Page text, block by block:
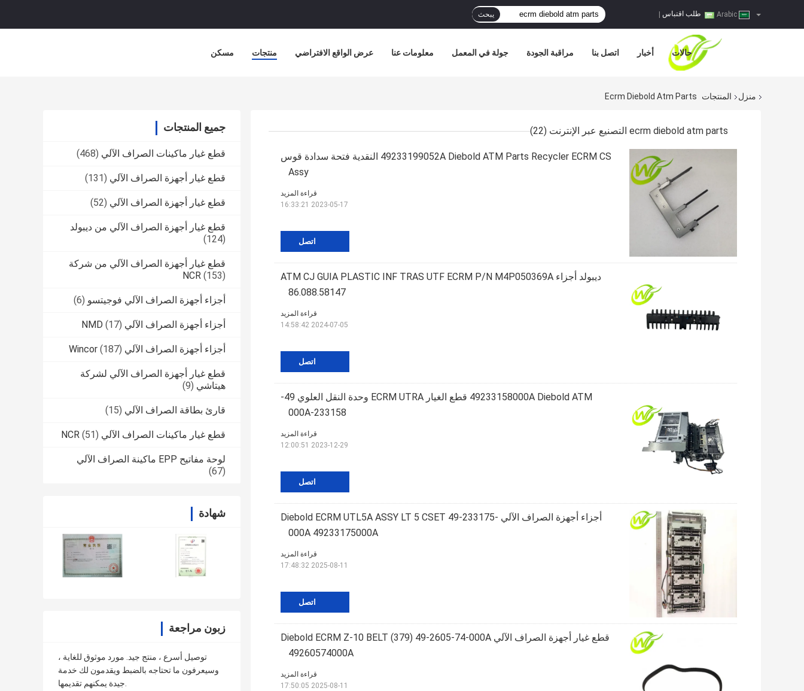
طلب اقتباس يبحث
مسكن منتجات عرض الواقع الافتراضي معلومات عنا جولة في المعمل مراقبة الجودة اتصل بنا أخبار حالات
منزل المنتجات Ecrm Diebold Atm Parts
جميع المنتجات
قطع غيار ماكينات الصراف الآلي (468)
قطع غيار أجهزة الصراف الآلي (131)
قطع غيار أجهزة الصراف الآلي (52)
قطع غيار أجهزة الصراف الآلي من ديبولد
(124)
قطع غيار أجهزة الصراف الآلي من شركة
NCR (153)
أجزاء أجهزة الصراف الآلي فوجيتسو (6)
أجزاء أجهزة الصراف الآلي NMD (17)
أجزاء أجهزة الصراف الآلي Wincor (187)
قطع غيار أجهزة الصراف الآلي لشركة
هيتاشي (9)
قارئ بطاقة الصراف الآلي (15)
قطع غيار ماكينات الصراف الآلي NCR (51)
لوحة مفاتيح EPP ماكينة الصراف الآلي
(67)
شهادة
زبون مراجعة
توصيل أسرع ، منتج جيد. مورد موثوق للغاية ،
وسيعرفون ما تحتاجه بالضبط ويقدمون لك خدمة
جيدة يمكنهم تقديمها.
ecrm diebold atm parts التصنيع عبر الإنترنت (22)
49233199052A Diebold ATM Parts Recycler ECRM CS النقدية فتحة سدادة قوس
Assy
اتصل
قراءة المزيد
2023-05-17 16:33:21
ديبولد أجزاء ATM CJ GUIA PLASTIC INF TRAS UTF ECRM P/N M4P050369A
86.088.58147
اتصل
قراءة المزيد
2024-07-05 14:58:42
49233158000A Diebold ATM قطع الغيار ECRM UTRA وحدة النقل العلوي 49-
233158-000A
اتصل
قراءة المزيد
2023-12-29 12:00:51
أجزاء أجهزة الصراف الآلي Diebold ECRM UTL5A ASSY LT 5 CSET 49-233175-
000A 49233175000A
اتصل
قراءة المزيد
2025-08-11 17:48:32
قطع غيار أجهزة الصراف الآلي Diebold ECRM Z-10 BELT (379) 49-2605-74-000A
49260574000A
قراءة المزيد
2025-08-11 17:50:05